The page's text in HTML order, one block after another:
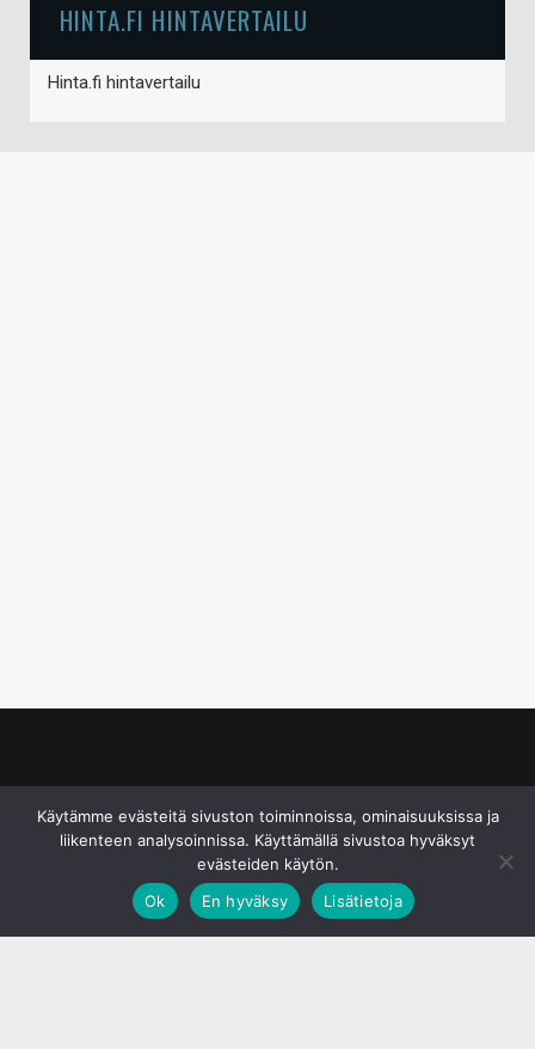
HINTA.FI HINTAVERTAILU
Hinta.fi hintavertailu
Käytämme evästeitä sivuston toiminnoissa, ominaisuuksissa ja
liikenteen analysoinnissa. Käyttämällä sivustoa hyväksyt
evästeiden käytön.
Ok
En hyväksy Lisätietoja